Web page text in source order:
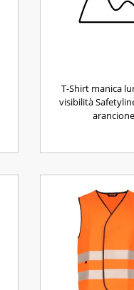
T-Shirt manica
visibilità
arancione